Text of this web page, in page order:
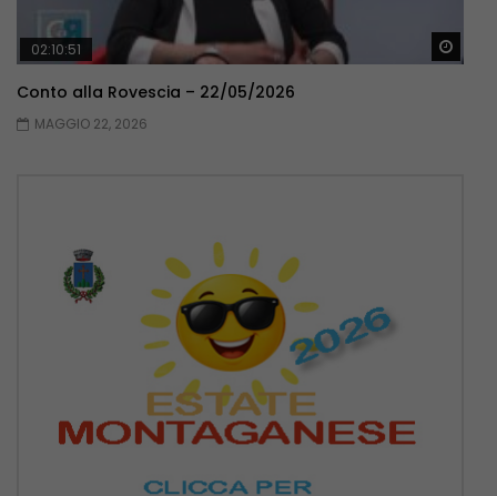
02:10:51
Conto alla Rovescia – 22/05/2026
MAGGIO 22, 2026